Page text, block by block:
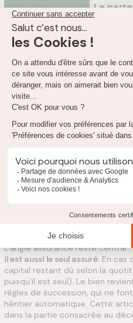
ou solidaire
Le
engagé ?
Oui,
Est-il
Erreur fréquente : être
emprunteur. Tant que vous
prêt, ni adhéré à
rembourser la dette
dans l'analyse du dossier si
L'angle assurance reste central :
il est aussi le seul assuré. En cas
capital restant dû selon la
puisqu'il est seul). Le bien
règles de succession, qui ne
héritier automatique. Cette
dans la partie consacrée au